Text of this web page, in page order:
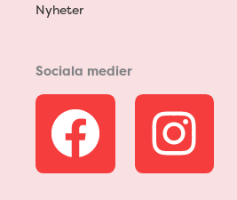
Nyheter
Sociala medier
F
a
I
n